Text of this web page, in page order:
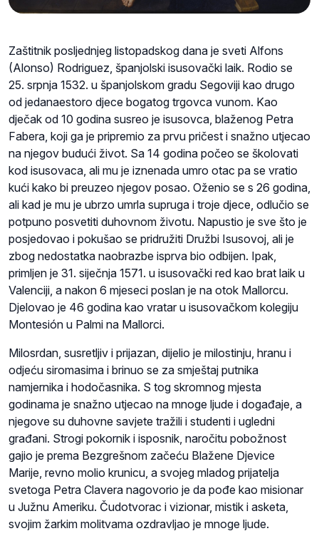
Zaštitnik posljednjeg listopadskog dana je sveti Alfons
(Alonso) Rodriguez, španjolski isusovački laik. Rodio se
25. srpnja 1532. u španjolskom gradu Segoviji kao drugo
od jedanaestoro djece bogatog trgovca vunom. Kao
dječak od 10 godina susreo je isusovca, blaženog Petra
Fabera, koji ga je pripremio za prvu pričest i snažno utjecao
na njegov budući život. Sa 14 godina počeo se školovati
kod isusovaca, ali mu je iznenada umro otac pa se vratio
kući kako bi preuzeo njegov posao. Oženio se s 26 godina,
ali kad je mu je ubrzo umrla supruga i troje djece, odlučio se
potpuno posvetiti duhovnom životu. Napustio je sve što je
posjedovao i pokušao se pridružiti Družbi Isusovoj, ali je
zbog nedostatka naobrazbe isprva bio odbijen. Ipak,
primljen je 31. siječnja 1571. u isusovački red kao brat laik u
Valenciji, a nakon 6 mjeseci poslan je na otok Mallorcu.
Djelovao je 46 godina kao vratar u isusovačkom kolegiju
Montesión u Palmi na Mallorci.
Milosrdan, susretljiv i prijazan, dijelio je milostinju, hranu i
odjeću siromasima i brinuo se za smještaj putnika
namjernika i hodočasnika. S tog skromnog mjesta
godinama je snažno utjecao na mnoge ljude i događaje, a
njegove su duhovne savjete tražili i studenti i ugledni
građani. Strogi pokornik i isposnik, naročitu pobožnost
gajio je prema Bezgrešnom začeću Blažene Djevice
Marije, revno molio krunicu, a svojeg mladog prijatelja
svetoga Petra Clavera nagovorio je da pođe kao misionar
u Južnu Ameriku. Čudotvorac i vizionar, mistik i asketa,
svojim žarkim molitvama ozdravljao je mnoge ljude.